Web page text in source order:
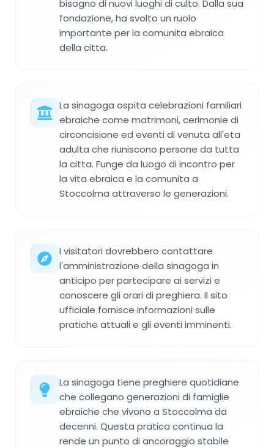
bisogno di nuovi luoghi di culto. Dalla sua
fondazione, ha svolto un ruolo
importante per la comunita ebraica
della citta.
La sinagoga ospita celebrazioni familiari
ebraiche come matrimoni, cerimonie di
circoncisione ed eventi di venuta all'eta
adulta che riuniscono persone da tutta
la citta. Funge da luogo di incontro per
la vita ebraica e la comunita a
Stoccolma attraverso le generazioni.
I visitatori dovrebbero contattare
l'amministrazione della sinagoga in
anticipo per partecipare ai servizi e
conoscere gli orari di preghiera. Il sito
ufficiale fornisce informazioni sulle
pratiche attuali e gli eventi imminenti.
La sinagoga tiene preghiere quotidiane
che collegano generazioni di famiglie
ebraiche che vivono a Stoccolma da
decenni. Questa pratica continua la
rende un punto di ancoraggio stabile